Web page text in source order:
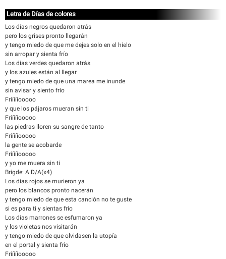
Letra de Días de colores
Los días negros quedaron atrás
pero los grises pronto llegarán
y tengo miedo de que me dejes solo en el hielo
sin arropar y sienta frío
Los días verdes quedaron atrás
y los azules están al llegar
y tengo miedo de que una marea me inunde
sin avisar y siento frío
Fríííííooooo
y que los pájaros mueran sin ti
Fríííííooooo
las piedras lloren su sangre de tanto
Fríííííooooo
la gente se acobarde
Fríííííooooo
y yo me muera sin ti
Brigde: A D/A(x4)
Los días rojos se murieron ya
pero los blancos pronto nacerán
y tengo miedo de que esta canción no te guste
si es para ti y sientas frío
Los días marrones se esfumaron ya
y los violetas nos visitarán
y tengo miedo de que olvidasen la utopía
en el portal y sienta frío
Fríííííooooo